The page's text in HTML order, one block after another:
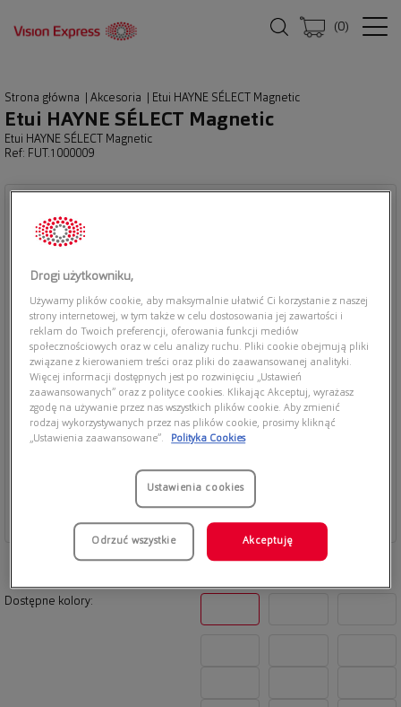
(0)
Strona główna Akcesoria Etui HAYNE SÉLECT Magnetic
Etui HAYNE SÉLECT Magnetic
Etui HAYNE SÉLECT Magnetic
Ref: FUT.1000009
Dostępne kolory:
Drogi użytkowniku,
Używamy plików cookie, aby maksymalnie ułatwić Ci korzystanie z naszej
strony internetowej, w tym także w celu dostosowania jej zawartości i
reklam do Twoich preferencji, oferowania funkcji mediów
społecznościowych oraz w celu analizy ruchu. Pliki cookie obejmują pliki
związane z kierowaniem treści oraz pliki do zaawansowanej analityki.
Więcej informacji dostępnych jest po rozwinięciu „Ustawień
zaawansowanych” oraz z polityce cookies. Klikając Akceptuj, wyrażasz
zgodę na używanie przez nas wszystkich plików cookie. Aby zmienić
rodzaj wykorzystywanych przez nas plików cookie, prosimy kliknąć
„Ustawienia zaawansowane”.
Polityka Cookies
Ustawienia cookies
Odrzuć wszystkie Akceptuję